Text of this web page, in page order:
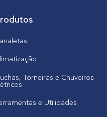
Torneiras e Chuveiros
e Utilidades